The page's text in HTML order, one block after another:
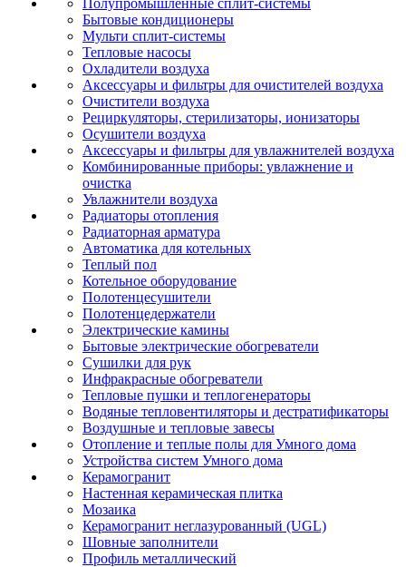
Полупромышленные сплит-системы
Бытовые кондиционеры
Мульти сплит-системы
Тепловые насосы
Охладители воздуха
Аксессуары и фильтры для очистителей воздуха
Очистители воздуха
Рециркуляторы, стерилизаторы, ионизаторы
Осушители воздуха
Аксессуары и фильтры для увлажнителей воздуха
Комбинированные приборы: увлажнение и
очистка
Увлажнители воздуха
Радиаторы отопления
Радиаторная арматура
Автоматика для котельных
Теплый пол
Котельное оборудование
Полотенцесушители
Полотенцедержатели
Электрические камины
Бытовые электрические обогреватели
Сушилки для рук
Инфракрасные обогреватели
Тепловые пушки и теплогенераторы
Водяные тепловентиляторы и дестратификаторы
Воздушные и тепловые завесы
Отопление и теплые полы для Умного дома
Устройства систем Умного дома
Керамогранит
Настенная керамическая плитка
Мозаика
Керамогранит неглазурованный (UGL)
Шовные заполнители
Профиль металлический